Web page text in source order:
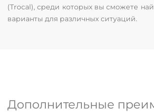
(Trocal), среди которых вы сможете
варианты для различных ситуаций.
Дополнительные